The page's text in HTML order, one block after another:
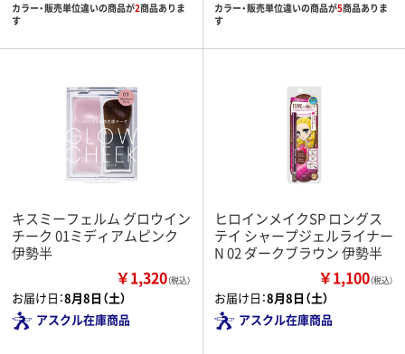
カラー・販売単位違いの商品が2商品ありま
す
カラー・販売単位違いの商品が5商品ありま
す
キスミーフェルム グロウイン
チーク 01ミディアムピンク
伊勢半
￥1,320（税込）
お届け日：8月8日（土）
アスクル在庫商品
ヒロインメイクSP ロングス
テイ シャープジェルライナー
N 02 ダークブラウン 伊勢半
￥1,100（税込）
お届け日：8月8日（土）
アスクル在庫商品